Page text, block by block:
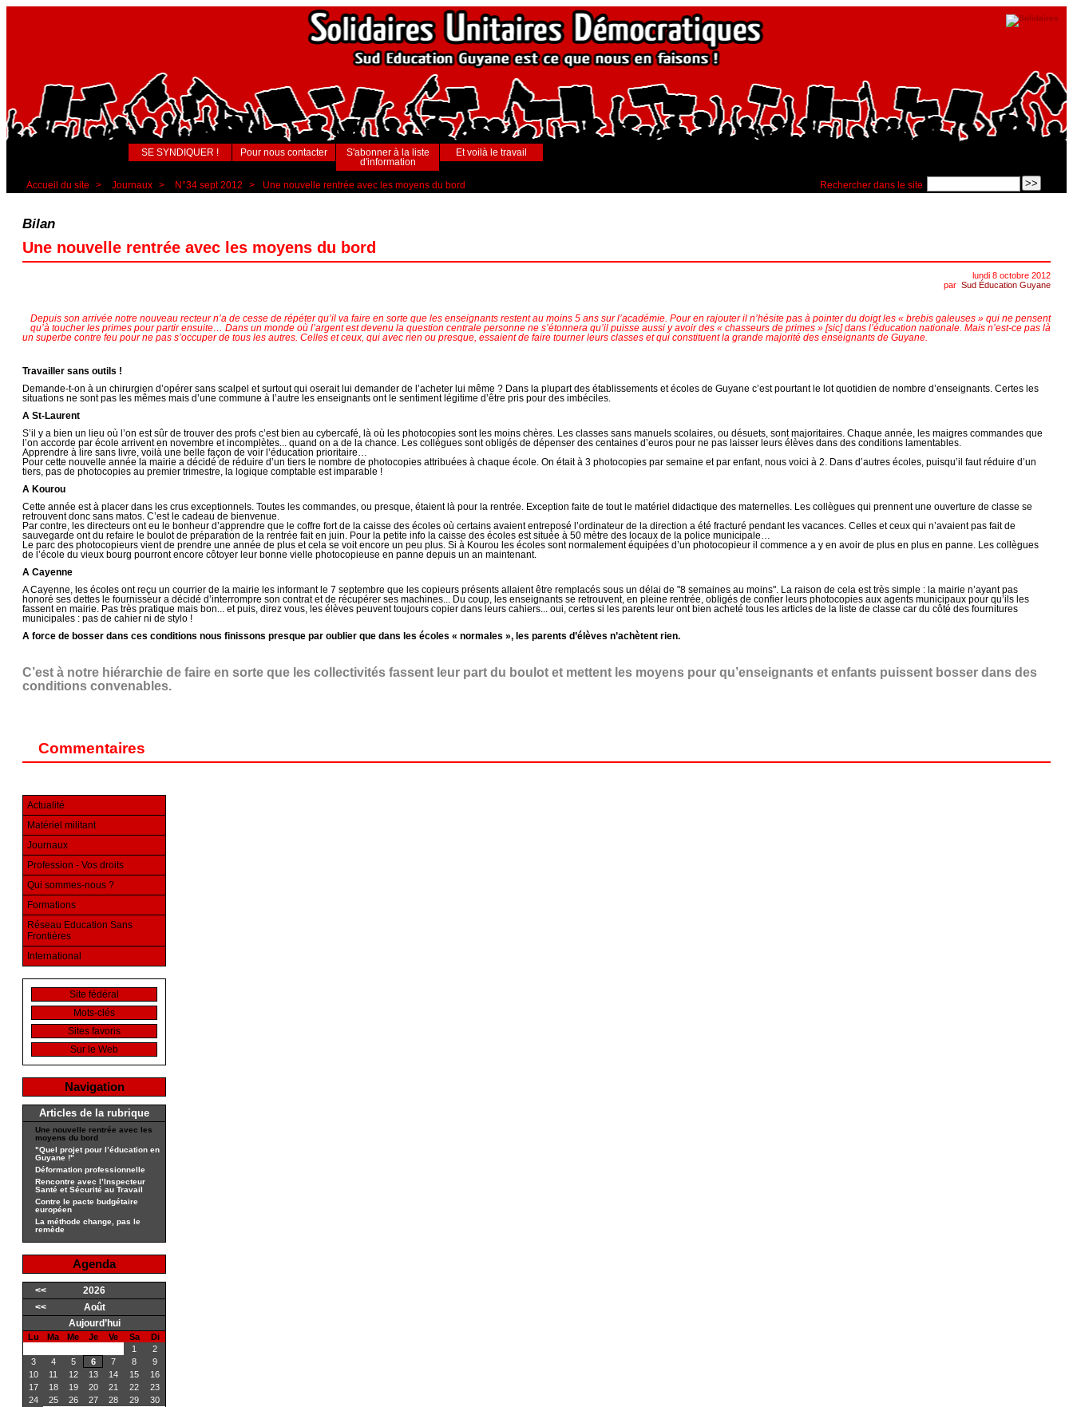
SE SYNDIQUER ! Pour nous contacter
S'abonner à la liste
d'information
Et voilà le travail
Rechercher dans le site
Accueil du site > Journaux > N°34 sept 2012 > Une nouvelle rentrée avec les moyens du bord
Bilan
Une nouvelle rentrée avec les moyens du bord
lundi 8 octobre 2012
par Sud Éducation Guyane
Depuis son arrivée notre nouveau recteur n’a de cesse de répéter qu’il va faire en sorte que les enseignants restent au moins 5 ans sur l’académie. Pour en rajouter il n’hésite pas à pointer du doigt les « brebis galeuses » qui ne pensent
qu’à toucher les primes pour partir ensuite… Dans un monde où l’argent est devenu la question centrale personne ne s’étonnera qu’il puisse aussi y avoir des « chasseurs de primes » [sic] dans l’éducation nationale. Mais n’est-ce pas là
un superbe contre feu pour ne pas s’occuper de tous les autres. Celles et ceux, qui avec rien ou presque, essaient de faire tourner leurs classes et qui constituent la grande majorité des enseignants de Guyane.
Travailler sans outils !
Demande-t-on à un chirurgien d’opérer sans scalpel et surtout qui oserait lui demander de l’acheter lui même ? Dans la plupart des établissements et écoles de Guyane c’est pourtant le lot quotidien de nombre d’enseignants. Certes les
situations ne sont pas les mêmes mais d’une commune à l’autre les enseignants ont le sentiment légitime d’être pris pour des imbéciles.
A St-Laurent
S’il y a bien un lieu où l’on est sûr de trouver des profs c’est bien au cybercafé, là où les photocopies sont les moins chères. Les classes sans manuels scolaires, ou désuets, sont majoritaires. Chaque année, les maigres commandes que
l’on accorde par école arrivent en novembre et incomplètes... quand on a de la chance. Les collègues sont obligés de dépenser des centaines d’euros pour ne pas laisser leurs élèves dans des conditions lamentables.
Apprendre à lire sans livre, voilà une belle façon de voir l’éducation prioritaire…
Pour cette nouvelle année la mairie a décidé de réduire d’un tiers le nombre de photocopies attribuées à chaque école. On était à 3 photocopies par semaine et par enfant, nous voici à 2. Dans d’autres écoles, puisqu’il faut réduire d’un
tiers, pas de photocopies au premier trimestre, la logique comptable est imparable !
A Kourou
Cette année est à placer dans les crus exceptionnels. Toutes les commandes, ou presque, étaient là pour la rentrée. Exception faite de tout le matériel didactique des maternelles. Les collègues qui prennent une ouverture de classe se
retrouvent donc sans matos. C’est le cadeau de bienvenue.
Par contre, les directeurs ont eu le bonheur d’apprendre que le coffre fort de la caisse des écoles où certains avaient entreposé l’ordinateur de la direction a été fracturé pendant les vacances. Celles et ceux qui n’avaient pas fait de
sauvegarde ont du refaire le boulot de préparation de la rentrée fait en juin. Pour la petite info la caisse des écoles est située à 50 mètre des locaux de la police municipale…
Le parc des photocopieurs vient de prendre une année de plus et cela se voit encore un peu plus. Si à Kourou les écoles sont normalement équipées d’un photocopieur il commence a y en avoir de plus en plus en panne. Les collègues
de l’école du vieux bourg pourront encore côtoyer leur bonne vielle photocopieuse en panne depuis un an maintenant.
A Cayenne
A Cayenne, les écoles ont reçu un courrier de la mairie les informant le 7 septembre que les copieurs présents allaient être remplacés sous un délai de "8 semaines au moins". La raison de cela est très simple : la mairie n’ayant pas
honoré ses dettes le fournisseur a décidé d’interrompre son contrat et de récupérer ses machines... Du coup, les enseignants se retrouvent, en pleine rentrée, obligés de confier leurs photocopies aux agents municipaux pour qu’ils les
fassent en mairie. Pas très pratique mais bon... et puis, direz vous, les élèves peuvent toujours copier dans leurs cahiers... oui, certes si les parents leur ont bien acheté tous les articles de la liste de classe car du côté des fournitures
municipales : pas de cahier ni de stylo !
A force de bosser dans ces conditions nous finissons presque par oublier que dans les écoles « normales », les parents d’élèves n’achètent rien.
C’est à notre hiérarchie de faire en sorte que les collectivités fassent leur part du boulot et mettent les moyens pour qu’enseignants et enfants puissent bosser dans des
conditions convenables.
Commentaires
Actualité
Matériel militant
Journaux
Profession - Vos droits
Qui sommes-nous ?
Formations
Réseau Education Sans
Frontières
International
Site fédéral
Mots-clés
Sites favoris
Sur le Web
Navigation
Articles de la rubrique
Une nouvelle rentrée avec les
moyens du bord
"Quel projet pour l’éducation en
Guyane !"
Déformation professionnelle
Rencontre avec l’Inspecteur
Santé et Sécurité au Travail
Contre le pacte budgétaire
européen
La méthode change, pas le
remède
Agenda
<<
2026
<<
Août
Aujourd’hui
Lu Ma Me Je Ve Sa
Di
1
2
3
4 5 6 7 8
9
10
11 12 13 14 15
16
17
18 19 20 21 22
23
24
25 26 27 28 29
30